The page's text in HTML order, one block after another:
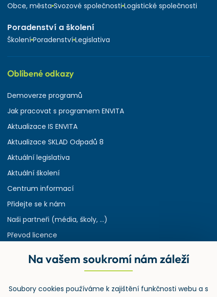
Obce, města Svozové společnosti Logistické společnosti
Poradenství a školení
Školení Poradenství Legislativa
Oblíbené odkazy
Demoverze programů
Jak pracovat s programem ENVITA
Aktualizace IS ENVITA
Aktualizace SKLAD Odpadů 8
Aktuální legislativa
Aktuální školení
Centrum informací
Přidejte se k nám
Naši partneři (média, školy, ...)
Převod licence
Rejstřík používaných zkratek v odpadech
Na vašem soukromí nám záleží
Soubory cookies používáme k zajištění funkčnosti webu a s